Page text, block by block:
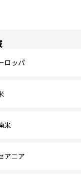
ロッパ
米
アニア